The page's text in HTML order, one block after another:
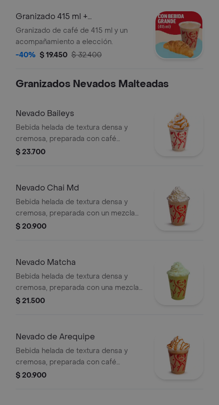
Granizado 415 ml +
Acompañamiento
Granizado de café de 415 ml y un
acompañamiento a elección.
-40% $ 19.450 $ 32.400
Granizados Nevados Malteadas
Nevado Baileys
Bebida helada de textura densa y
cremosa, preparada con café
espresso, crema de whisky, arequipe,
contiene licor.
$ 23.700
Nevado Chai Md
Bebida helada de textura densa y
cremosa, preparada con un mezcla
láctea con té chai, especias, leche y
$ 20.900
Nevado Matcha
Bebida helada de textura densa y
cremosa, preparada con una mezcla
láctea de té matcha y hielo, decorada
$ 21.500
Nevado de Arequipe
Bebida helada de textura densa y
cremosa, preparada con café
espresso, arequipe, mezcla láctea,
$ 20.900